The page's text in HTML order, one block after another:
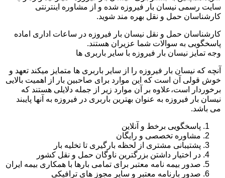
سایت رسمی نیسان بار فیروزه شده و از مشاوره اینترنتی
کارشناسان حمل و نقل بهره مند شوید.
کارشناسان حمل و نقل نیسان بار فیروزه در ساعات اداری اماده
پاسخگویی به سوالات شما عزیران هستند.
وجه تمایز نیسان بار فیروزه با سایر باربری ها
آنچه که نیسان بار فیروزه را از سایر باربری ها متمایز میکند تعهد و
خوش قولی آن است که این موارد برای صاحبین بار از اهمیت بالایی
برخوردار است،علاوه بر آن موارد زیر از جمله دلایلی هستند که
نیسان بار فیروزه به عنوان بهترین باربری در فیروزه به آنها پایبند
می باشد.
پاسخگویی برخط و آنلاین
مشاوره تخصصی و رایگان
پشتیبانی مشتری از لحظه بارگیری تا تخلیه بار
در اختیار داشتن بزرگترین ناوگان حمل و نقل کشور
صدور بیمه نامه معتبر برای تمامی بارها با همکاری بیمه ایران
صدور بارنامه معتبر و سایر مجوز های ترافیکی